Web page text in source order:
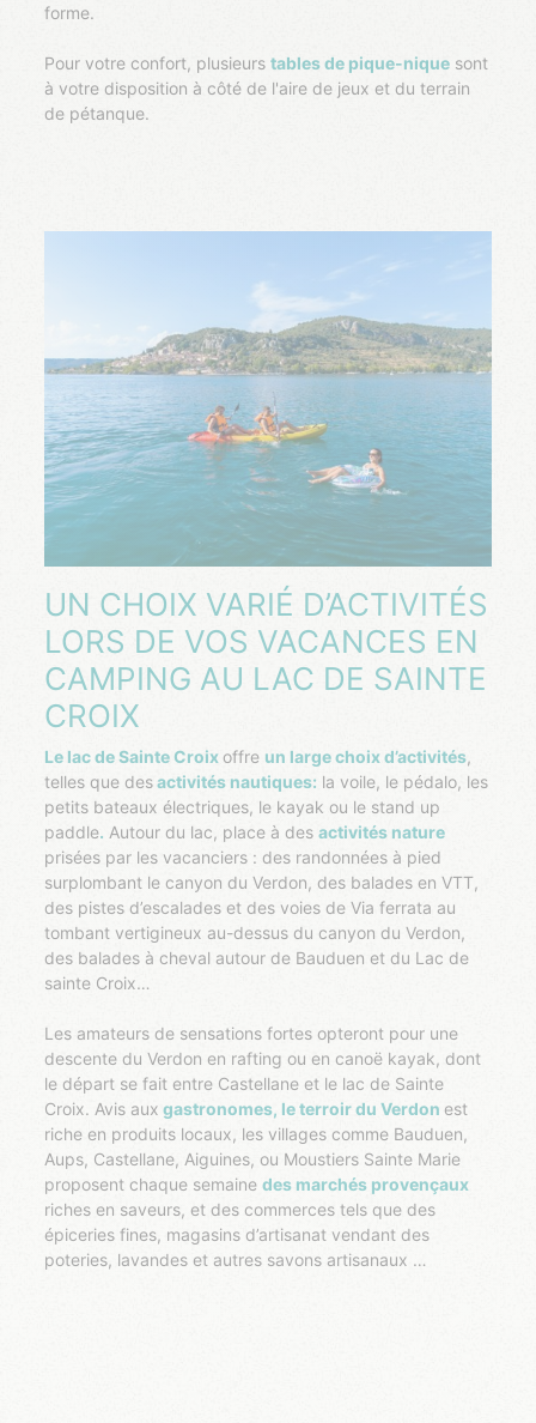
forme.
Pour votre confort, plusieurstables de pique-nique sont
à votre disposition à côté de l'aire de jeux et du terrain
de pétanque.
UN CHOIX VARIÉ D’ACTIVITÉS
LORS DE VOS VACANCES EN
CAMPING AU LAC DE SAINTE
CROIX
Le lac de Sainte Croix offre un large choix d’activités,
telles que desactivités nautiques: la voile, le pédalo, les
petits bateaux électriques, le kayak ou le stand up
paddle. Autour du lac, place à desactivités nature
prisées par les vacanciers : des randonnées à pied
surplombant le canyon du Verdon, des balades en VTT,
des pistes d’escalades et des voies de Via ferrata au
tombant vertigineux au-dessus du canyon du Verdon,
des balades à cheval autour de Bauduen et du Lac de
sainte Croix
Les amateurs de sensations fortes opteront pour une
descente du Verdon en rafting ou en canoë kayak, dont
le départ se fait entre Castellane et le lac de Sainte
Croix. Avis aux gastronomes, le terroir du Verdon est
riche en produits locaux, les villages comme Bauduen,
Aups, Castellane, Aiguines, ou Moustiers Sainte Marie
proposent chaque semainedes marchés provençaux
riches en saveurs, et des commerces tels que des
épiceries fines, magasins d’artisanat vendant des
poteries, lavandes et autres savons artisanaux